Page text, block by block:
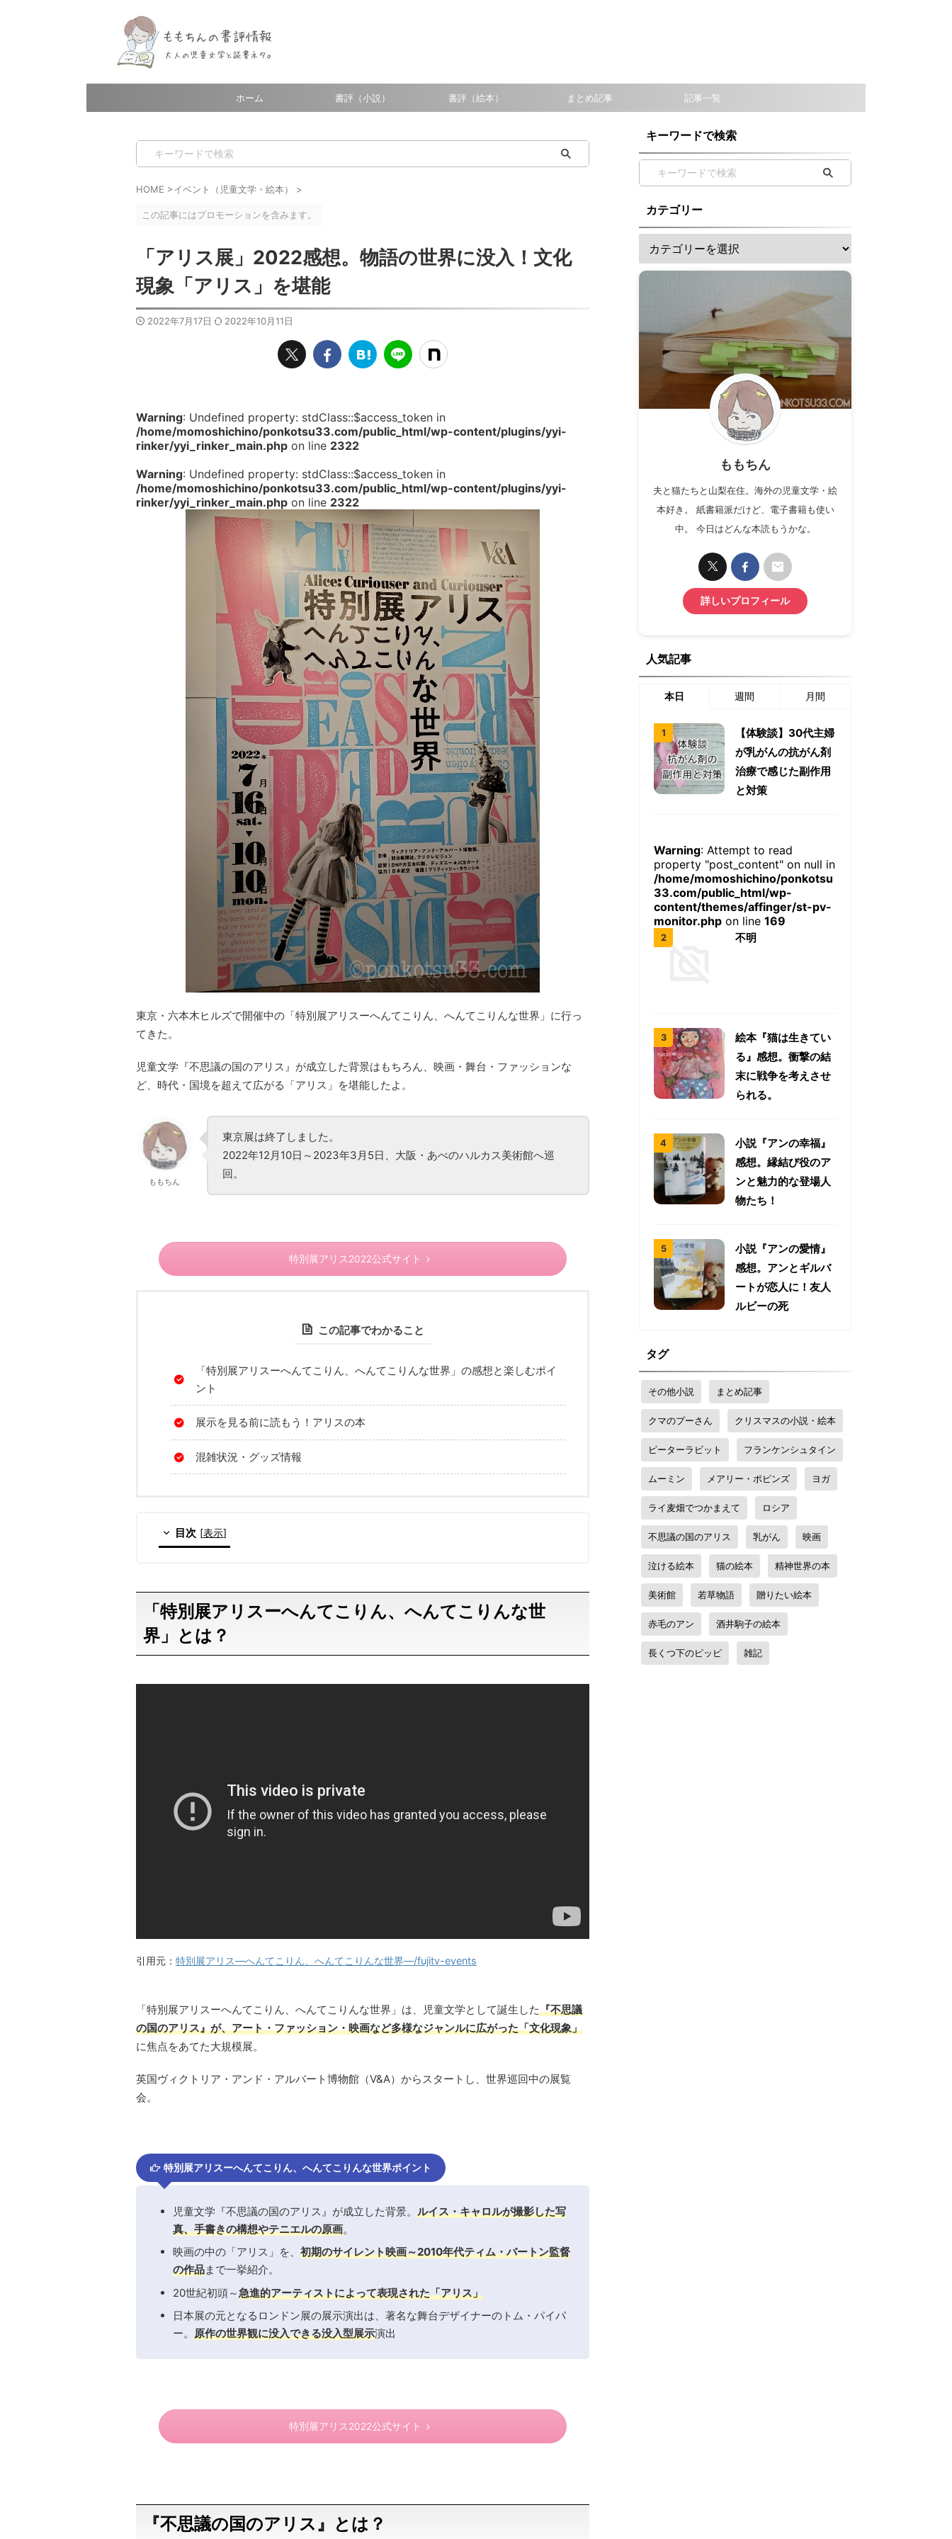
ホーム 書評（小説） 書評（絵本） まとめ記事 記事一覧
HOME >イベント（児童文学・絵本） >
この記事にはプロモーションを含みます。
「アリス展」2022感想。物語の世界に没入！文化
現象「アリス」を堪能
2022年7月17日 2022年10月11日
Warning: Undefined property: stdClass::$access_token in
/home/momoshichino/ponkotsu33.com/public_html/wp-content/plugins/yyi-
rinker/yyi_rinker_main.php on line 2322
Warning: Undefined property: stdClass::$access_token in
/home/momoshichino/ponkotsu33.com/public_html/wp-content/plugins/yyi-
rinker/yyi_rinker_main.php on line 2322
東京・六本木ヒルズで開催中の「特別展アリスーへんてこりん、へんてこりんな世界」に行っ
てきた。
児童文学『不思議の国のアリス』が成立した背景はもちろん、 映画・舞台・ファッションな
ど、時代・国境を超えて広がる「アリス」 を堪能したよ。
ももちん
東京展は終了しました。
2022年12月10日～2023年3月5日、大阪・あべのハルカス美術館へ巡
回。
特別展アリス2022公式サイト
この記事でわかること
「特別展アリスーへんてこりん、へんてこりんな世界」の感想と楽しむポイ
ント
展示を見る前に読もう！アリスの本
混雑状況・グッズ情報
目次 [表示]
「特別展アリスーへんてこりん、へんてこりんな世
界」とは？
引用元： 特別展アリス―へんてこりん、へんてこりんな世界―/fujitv-events
「特別展アリスーへんてこりん、へんてこりんな世界」は、児童文学として誕生した『不思議
の国のアリス』が、アート・ファッション・映画など多様なジャンルに広がった「文化現象」
に焦点をあてた大規模展。
英国ヴィクトリア・アンド・アルバート博物館（V&A）からスタートし、世界巡回中の展覧
会。
特別展アリスーへんてこりん、へんてこりんな世界ポイント
児童文学『不思議の国のアリス』が成立した背景。 ルイス・キャロルが撮影した写
真、手書きの構想やテニエルの原画。
映画の中の「アリス」を、 初期のサイレント映画～2010年代ティム・バートン監督
の作品まで一挙紹介。
20世紀初頭～急進的アーティストによって表現された「アリス」
日本展の元となるロンドン展の展示演出は、著名な舞台デザイナーのトム・パイパ
ー。 原作の世界観に没入できる没入型展示演出
特別展アリス2022公式サイト
『不思議の国のアリス』とは？
キーワードで検索
カテゴリー
ももちん
夫と猫たちと山梨在住。海外の児童文学・絵
本好き。 紙書籍派だけど、電子書籍も使い
中。 今日はどんな本読もうかな。
詳しいプロフィール
人気記事
本日 週間 月間
【体験談】30代主婦
が乳がんの抗がん剤
治療で感じた副作用
と対策
Warning: Attempt to read
property "post_content" on null in
/home/momoshichino/ponkotsu
33.com/public_html/wp-
content/themes/affinger/st-pv-
monitor.php on line 169
不明
絵本『猫は生きてい
る』感想。衝撃の結
末に戦争を考えさせ
られる。
小説『アンの幸福』
感想。縁結び役のア
ンと魅力的な登場人
物たち！
小説『アンの愛情』
感想。アンとギルバ
ートが恋人に！友人
ルビーの死
タグ
その他小説 まとめ記事
クマのプーさん クリスマスの小説・絵本
ピーターラビット フランケンシュタイン
ムーミン メアリー・ポピンズ ヨガ
ライ麦畑でつかまえて ロシア
不思議の国のアリス 乳がん 映画
泣ける絵本 猫の絵本 精神世界の本
美術館 若草物語 贈りたい絵本
赤毛のアン 酒井駒子の絵本
長くつ下のピッピ 雑記